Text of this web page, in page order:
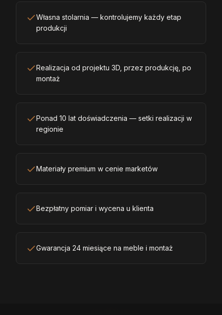
Własna stolarnia — kontrolujemy każdy etap
produkcji
Realizacja od projektu 3D, przez produkcję, po
montaż
Ponad 10 lat doświadczenia — setki realizacji w
regionie
Materiały premium w cenie marketów
Bezpłatny pomiar i wycena u klienta
Gwarancja 24 miesiące na meble i montaż